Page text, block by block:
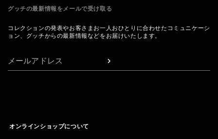
グッチの最新情報をメールで受け取る
コレクションの発表やお客さまお一人おひとりに合わせたコミュニケーシ
ョン、グッチからの最新情報などをお届けいたします。
メールアドレス
オンラインショップについて